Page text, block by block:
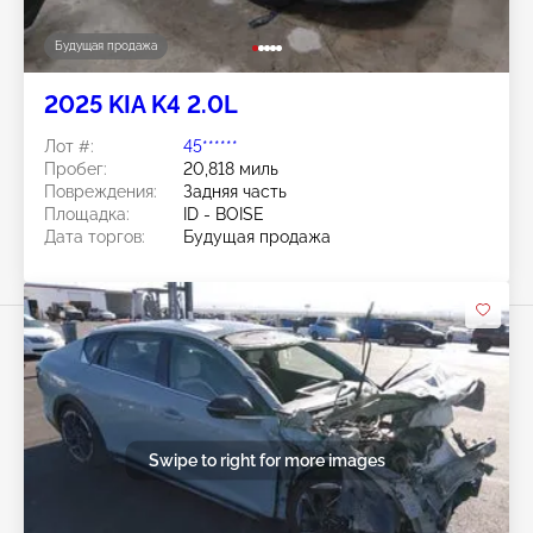
Будущая продажа
2025 KIA K4 2.0L
Лот #:
45******
Пробег:
20,818 миль
Повреждения:
Задняя часть
Площадка:
ID - BOISE
Дата торгов:
Будущая продажа
Swipe to right for more images